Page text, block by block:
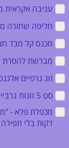
עניבה אקראית
חליפה שחורה
מכנס קל מבד
מברשת להסרת
זוג גרפיים
סט 5 זוגות גרביים אלגנט one size ‏
דקות בלי תפירה ‏